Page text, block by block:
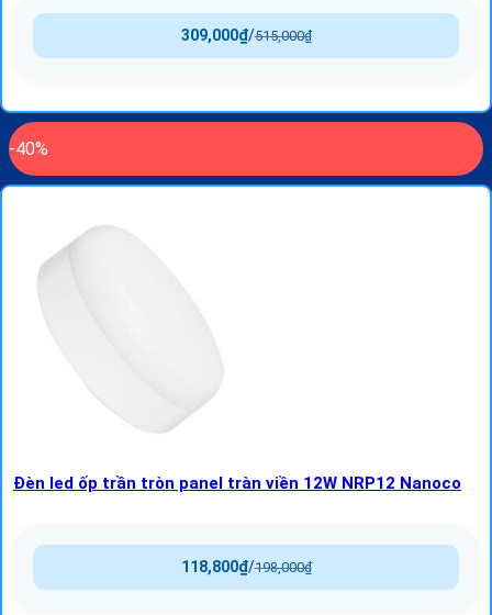
515,000₫
/
309,000₫
-40%
Đèn led ốp trần tròn panel tràn viền 12W NRP12 Nanoco
198,000₫
/
118,800₫